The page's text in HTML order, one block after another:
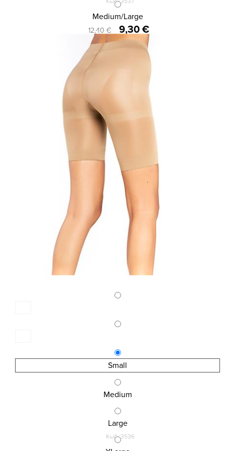
Medium/Large
ΚΑΛΣΟΝ - ΚΟΛΑΝ 3D 150 DEN
12,40 € 9,30 €
Small
Medium
Large
Κωδ.:3536